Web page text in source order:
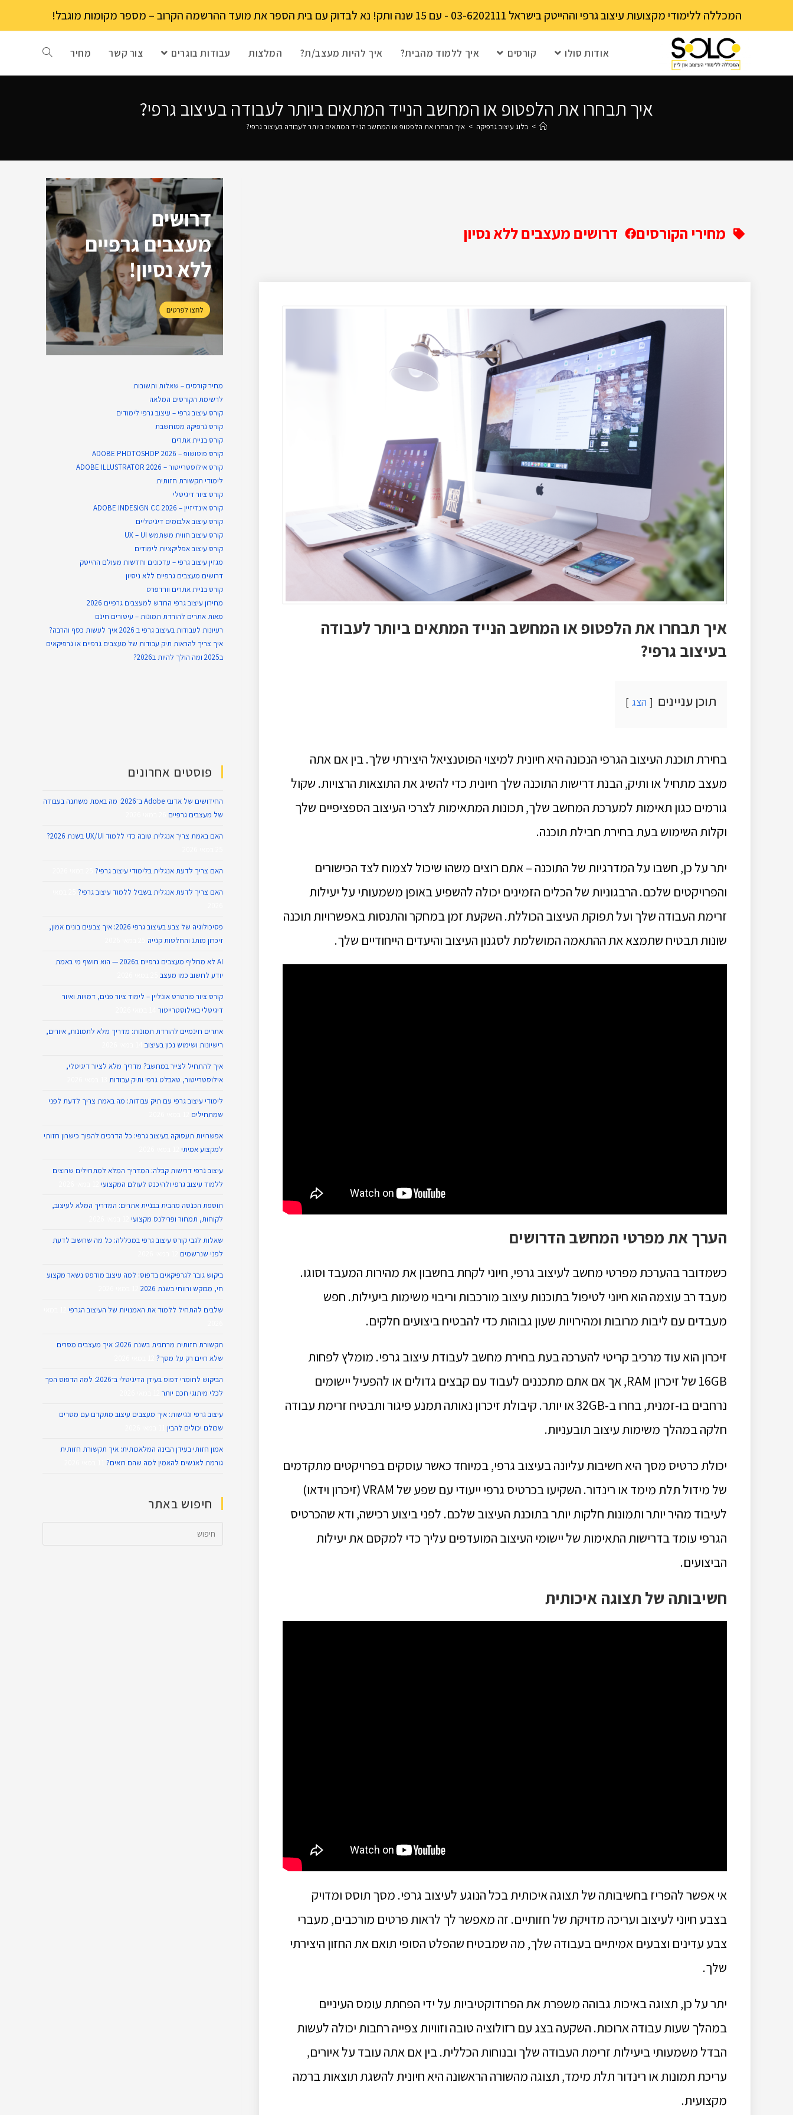
המכללה ללימודי מקצועות עיצוב גרפי וההייטק בישראל 03-6202111 - עם 15 שנה ותק! נא לבדוק עם בית הספר את מועד ההרשמה הקרוב – מספר מקומות מוגבל!
אודות סולו קורסים איך ללמוד מהבית? איך להיות מעצב/ת? המלצות עבודות בוגרים צור קשר מחיר
איך תבחרו את הלפטופ או המחשב הנייד המתאים ביותר לעבודה בעיצוב גרפי?
> בלוג עיצוב גרפיקה > איך תבחרו את הלפטופ או המחשב הנייד המתאים ביותר לעבודה בעיצוב גרפי?
מחירי הקורסים דרושים מעצבים ללא נסיון
איך תבחרו את הלפטופ או המחשב הנייד המתאים ביותר לעבודה
בעיצוב גרפי?
תוכן עניינים הצג
בחירת תוכנת העיצוב הגרפי הנכונה היא חיונית למיצוי הפוטנציאל היצירתי שלך. בין אם אתה
מעצב מתחיל או ותיק, הבנת דרישות התוכנה שלך חיונית כדי להשיג את התוצאות הרצויות. שקול
גורמים כגון תאימות למערכת המחשב שלך, תכונות המתאימות לצרכי העיצוב הספציפיים שלך
וקלות השימוש בעת בחירת חבילת תוכנה.
יתר על כן, חשבו על המדרגיות של התוכנה – אתם רוצים משהו שיכול לצמוח לצד הכישורים
והפרויקטים שלכם. הרבגוניות של הכלים הזמינים יכולה להשפיע באופן משמעותי על יעילות
זרימת העבודה שלך ועל תפוקת העיצוב הכוללת. השקעת זמן במחקר והתנסות באפשרויות תוכנה
שונות תבטיח שתמצא את ההתאמה המושלמת לסגנון העיצוב והיעדים הייחודיים שלך.
הערך את מפרטי המחשב הדרושים
כשמדובר בהערכת מפרטי מחשב לעיצוב גרפי, חיוני לקחת בחשבון את מהירות המעבד וסוגו.
מעבד רב עוצמה הוא חיוני לטיפול בתוכנות עיצוב מורכבות וריבוי משימות ביעילות. חפש
מעבדים עם ליבות מרובות ומהירויות שעון גבוהות כדי להבטיח ביצועים חלקים.
זיכרון הוא עוד מרכיב קריטי להערכה בעת בחירת מחשב לעבודת עיצוב גרפי. מומלץ לפחות
16GB של זיכרון RAM, אך אם אתם מתכננים לעבוד עם קבצים גדולים או להפעיל יישומים
נרחבים בו-זמנית, בחרו ב-32GB או יותר. קיבולת זיכרון נאותה תמנע פיגור ותבטיח זרימת עבודה
חלקה במהלך משימות עיצוב תובעניות.
יכולת כרטיס מסך היא חשיבות עליונה בעיצוב גרפי, במיוחד כאשר עוסקים בפרויקטים מתקדמים
של מידול תלת מימד או רינדור. השקיעו בכרטיס גרפי ייעודי עם שפע של VRAM (זיכרון וידאו)
לעיבוד מהיר יותר ותמונות חלקות יותר בתוכנת העיצוב שלכם. לפני ביצוע רכישה, ודא שהכרטיס
הגרפי עומד בדרישות התאימות של יישומי העיצוב המועדפים עליך כדי למקסם את יעילות
הביצועים.
חשיבותה של תצוגה איכותית
אי אפשר להפריז בחשיבותה של תצוגה איכותית בכל הנוגע לעיצוב גרפי. מסך תוסס ומדויק
בצבע חיוני לעיצוב ועריכה מדויקת של חזותיים. זה מאפשר לך לראות פרטים מורכבים, מעברי
צבע עדינים וצבעים אמיתיים בעבודה שלך, מה שמבטיח שהפלט הסופי תואם את החזון היצירתי
שלך.
יתר על כן, תצוגה באיכות גבוהה משפרת את הפרודוקטיביות על ידי הפחתת עומס העיניים
במהלך שעות עבודה ארוכות. השקעה בצג עם רזולוציה טובה וזוויות צפייה רחבות יכולה לעשות
הבדל משמעותי ביעילות זרימת העבודה שלך ובנוחות הכללית. בין אם אתה עובד על איורים,
עריכת תמונות או רינדור תלת מימד, תצוגה מהשורה הראשונה היא חיונית להשגת תוצאות ברמה
מקצועית.
מחיר קורסים – שאלות ותשובות
לרשימת הקורסים המלאה
קורס עיצוב גרפי – עיצוב גרפי לימודים
קורס גרפיקה ממוחשבת
קורס בניית​ אתרים
קורס פוטושופ – ADOBE PHOTOSHOP 2026
קורס אילוסטרייטור – ADOBE ILLUSTRATOR 2026
לימודי תקשורת חזותית
קורס ציור דיגיטלי
קורס אינדיזיין – ADOBE INDESIGN CC 2026
קורס עיצוב אלבומים דיגיטליים
קורס עיצוב חווית משתמש UX – UI
קורס עיצוב אפליקציות לימודים
מגזין עיצוב גרפי – עדכונים וחדשות מעולם ההייטק
דרושים מעצבים גרפיים ללא ניסיון
קורס בניית אתרים וורדפרס
מחירון עיצוב גרפי החדש למעצבים גרפיים 2026
מאות אתרים להורדת תמונות – עיטורים חינם
רעיונות לעבודות בעיצוב גרפי ב 2026 איך לעשות כסף והרבה?
איך צריך להראות תיק עבודות של מעצבים גרפיים או גרפיקאים
ב2025 ומה הולך להיות ב2026?
פוסטים אחרונים
החידושים של אדובי Adobe ב־2026: מה באמת משתנה בעבודה
של מעצבים גרפיים
האם באמת צריך אנגלית טובה כדי ללמוד UX/UI בשנת 2026?
האם צריך לדעת אנגלית בלימודי עיצוב גרפי?
האם צריך לדעת אנגלית בשביל ללמוד עיצוב גרפי?
פסיכולוגיה של צבע בעיצוב גרפי 2026: איך צבעים בונים אמון,
זיכרון מותג והחלטות קנייה
AI לא מחליף מעצבים גרפיים ב2026 — הוא חושף מי באמת
יודע לחשוב כמו מעצב
קורס ציור פורטרט אונליין – לימוד ציור פנים, דמויות ואיור
דיגיטלי באילוסטרייטור
אתרים חינמיים להורדת תמונות: מדריך מלא לתמונות, איורים,
רישיונות ושימוש נכון בעיצוב
איך להתחיל לצייר במחשב? מדריך מלא לציור דיגיטלי,
אילוסטרייטור, טאבלט גרפי ותיק עבודות
לימודי עיצוב גרפי עם תיק עבודות: מה באמת צריך לדעת לפני
שמתחילים
אפשרויות תעסוקה בעיצוב גרפי: כל הדרכים להפוך כישרון חזותי
למקצוע אמיתי
עיצוב גרפי דרישות קבלה: המדריך המלא למתחילים שרוצים
ללמוד עיצוב גרפי ולהיכנס לעולם המקצועי
תוספת הכנסה מהבית בבניית אתרים: המדריך המלא לעיצוב,
לקוחות, תמחור ופרילנס מקצועי
שאלות לגבי קורס עיצוב גרפי במכללה: כל מה שחשוב לדעת
לפני שנרשמים
ביקוש גובר לגרפיקאים בדפוס: למה עיצוב מודפס נשאר מקצוע
חי, מבוקש ורווחי בשנת 2026
שלבים להתחיל ללמוד את האמנויות של העיצוב הגרפי
תקשורת חזותית מרחבית בשנת 2026: איך מעצבים מסרים
שלא חיים רק על מסך?
הביקוש לחומרי דפוס בעידן הדיגיטלי ב־2026: למה הדפוס הפך
לכלי מיתוגי חכם יותר
עיצוב גרפי ונגישות: איך מעצבים עיצוב מתקדם עם מסרים
שכולם יכולים להבין
אמון חזותי בעידן הבינה המלאכותית: איך תקשורת חזותית
גורמת לאנשים להאמין למה שהם רואים?
חיפוש באתר